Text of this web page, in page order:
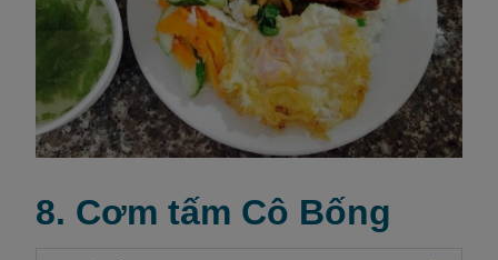
8. Cơm tấm Cô Bống